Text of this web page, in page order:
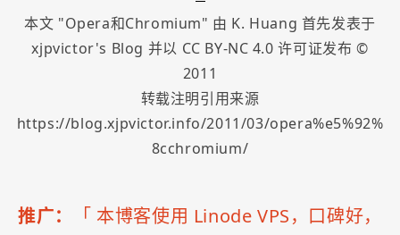
本文 "Opera和Chromium" 由 K. Huang 首先发表于
xjpvictor's Blog 并以 CC BY-NC 4.0 许可证发布 ©
2011
转载注明引用来源
https://blog.xjpvictor.info/2011/03/opera%e5%92%
8cchromium/
推广： 「 本博客使用 Linode VPS，口碑好，